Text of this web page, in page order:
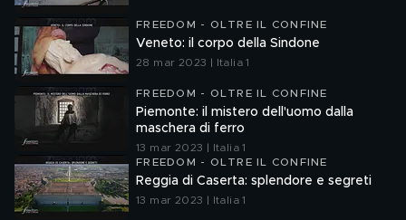
FREEDOM - OLTRE IL CONFINE
Veneto: il corpo della Sindone
28 mar 2023 | Italia 1
FREEDOM - OLTRE IL CONFINE
Piemonte: il mistero dell'uomo dalla
maschera di ferro
13 mar 2023 | Italia 1
FREEDOM - OLTRE IL CONFINE
Reggia di Caserta: splendore e segreti
13 mar 2023 | Italia 1